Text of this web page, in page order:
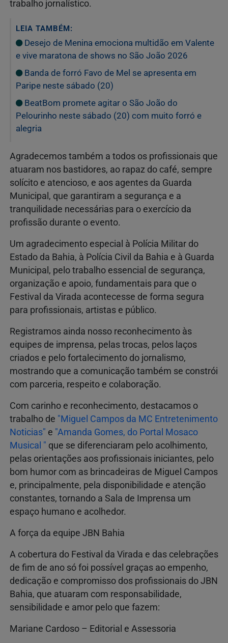
trabalho jornalístico.
LEIA TAMBÉM:
Desejo de Menina emociona multidão em Valente
e vive maratona de shows no São João 2026
Banda de forró Favo de Mel se apresenta em
Paripe neste sábado (20)
BeatBom promete agitar o São João do
Pelourinho neste sábado (20) com muito forró e
alegria
Agradecemos também a todos os profissionais que
atuaram nos bastidores, ao rapaz do café, sempre
solícito e atencioso, e aos agentes da Guarda
Municipal, que garantiram a segurança e a
tranquilidade necessárias para o exercício da
profissão durante o evento.
Um agradecimento especial à Polícia Militar do
Estado da Bahia, à Polícia Civil da Bahia e à Guarda
Municipal, pelo trabalho essencial de segurança,
organização e apoio, fundamentais para que o
Festival da Virada acontecesse de forma segura
para profissionais, artistas e público.
Registramos ainda nosso reconhecimento às
equipes de imprensa, pelas trocas, pelos laços
criados e pelo fortalecimento do jornalismo,
mostrando que a comunicação também se constrói
com parceria, respeito e colaboração.
Com carinho e reconhecimento, destacamos o
trabalho de "Miguel Campos da MC Entretenimento
Noticias" e "Amanda Gomes, do Portal Mosaco
Musical " que se diferenciaram pelo acolhimento,
pelas orientações aos profissionais iniciantes, pelo
bom humor com as brincadeiras de Miguel Campos
e, principalmente, pela disponibilidade e atenção
constantes, tornando a Sala de Imprensa um
espaço humano e acolhedor.
A força da equipe JBN Bahia
A cobertura do Festival da Virada e das celebrações
de fim de ano só foi possível graças ao empenho,
dedicação e compromisso dos profissionais do JBN
Bahia, que atuaram com responsabilidade,
sensibilidade e amor pelo que fazem:
Mariane Cardoso – Editorial e Assessoria